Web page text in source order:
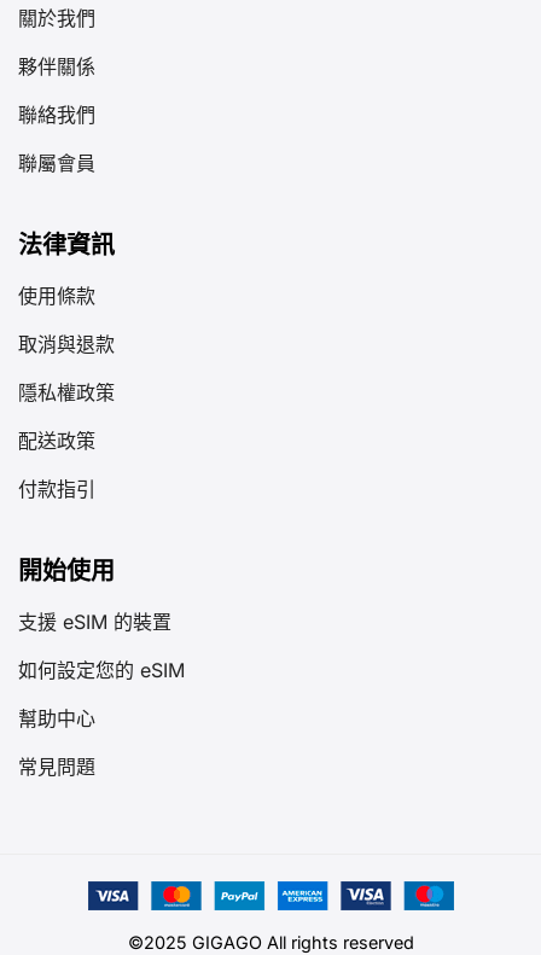
關於我們
夥伴關係
聯絡我們
聯屬會員
法律資訊
使用條款
取消與退款
隱私權政策
配送政策
付款指引
開始使用
支援 eSIM 的裝置
如何設定您的 eSIM
幫助中心
常見問題
©2025 GIGAGO All rights reserved